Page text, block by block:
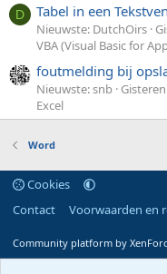
D Tabel in een
Nieuwste: DutchOirs
VBA (Visual Basic for
foutmelding bij
Nieuwste: snb
Excel
Word
Cookies
Contact
Voorwaarden en
Community platform by